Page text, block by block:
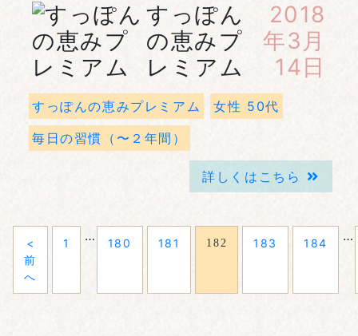
すっぽん
の恵みプ
レミアム
2018
年3月
14日
すっぽんの恵みプレミアム
女性 50代
毎日の習慣（〜２年間）
詳しくはこちら
<
前
へ
1 … 180 181 182 183 184 …